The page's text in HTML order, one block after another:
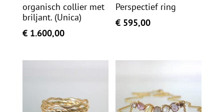
organisch collier met
briljant. (Unica)
€1.600,00
Perspectief ring
€ 595,00